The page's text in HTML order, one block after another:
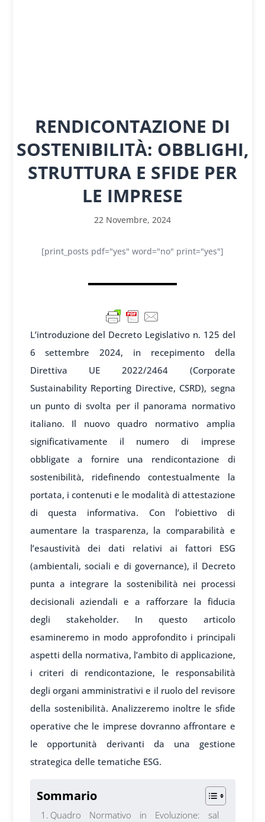
RENDICONTAZIONE DI
SOSTENIBILITÀ: OBBLIGHI,
STRUTTURA E SFIDE PER
LE IMPRESE
22 Novembre, 2024
[print_posts pdf="yes" word="no" print="yes"]
L’introduzione del Decreto Legislativo n. 125 del
6 settembre 2024, in recepimento della
Direttiva UE 2022/2464 (Corporate
Sustainability Reporting Directive, CSRD), segna
un punto di svolta per il panorama normativo
italiano. Il nuovo quadro normativo amplia
significativamente il numero di imprese
obbligate a fornire una rendicontazione di
sostenibilità, ridefinendo contestualmente la
portata, i contenuti e le modalità di attestazione
di questa informativa. Con l’obiettivo di
aumentare la trasparenza, la comparabilità e
l’esaustività dei dati relativi ai fattori ESG
(ambientali, sociali e di governance), il Decreto
punta a integrare la sostenibilità nei processi
decisionali aziendali e a rafforzare la fiducia
degli stakeholder. In questo articolo
esamineremo in modo approfondito i principali
aspetti della normativa, l’ambito di applicazione,
i criteri di rendicontazione, le responsabilità
degli organi amministrativi e il ruolo del revisore
della sostenibilità. Analizzeremo inoltre le sfide
operative che le imprese dovranno affrontare e
le opportunità derivanti da una gestione
strategica delle tematiche ESG.
Sommario
Quadro Normativo in Evoluzione: sal